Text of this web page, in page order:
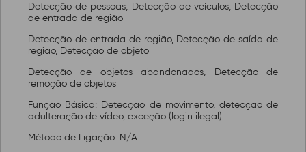
Detecção de pessoas, Detecção de veículos, Detecção
de entrada de região
Detecção de entrada de região, Detecção de saída de
região, Detecção de objeto
Detecção de objetos abandonados, Detecção de
remoção de objetos
Função Básica: Detecção de movimento, detecção de
adulteração de vídeo, exceção (login ilegal)
Método de Ligação: N/A